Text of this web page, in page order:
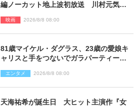
編ノーカット地上波初放送 川村元気監
映画 2026/8/8 08:00
81歳マイケル・ダグラス、23歳の愛娘キ
ャリスと手をつないでガラパーティーに
エンタメ 2026/8/8 08:00
天海祐希が誕生日 大ヒット主演作『女